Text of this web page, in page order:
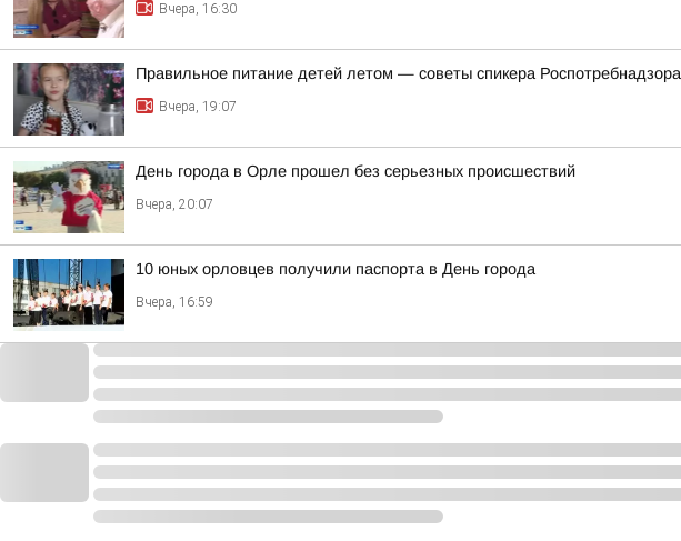
Вчера, 16:30
Правильное питание детей летом — советы спикера Роспотребнадзора
Вчера, 19:07
День города в Орле прошел без серьезных происшествий
Вчера, 20:07
10 юных орловцев получили паспорта в День города
Вчера, 16:59